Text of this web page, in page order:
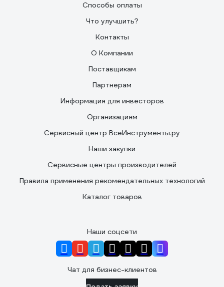
Способы оплаты
Что улучшить?
Контакты
О Компании
Поставщикам
Партнерам
Информация для инвесторов
Организациям
Сервисный центр ВсеИнструменты.ру
Наши закупки
Сервисные центры производителей
Правила применения рекомендательных технологий
Каталог товаров
Наши соцсети
Чат для бизнес-клиентов